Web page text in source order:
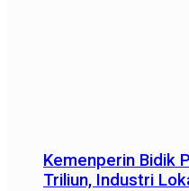
Kemenperin Bidik
Triliun, Industri